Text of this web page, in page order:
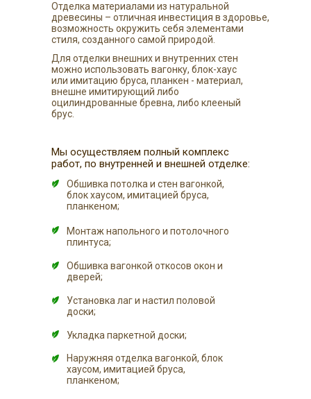
Отделка материалами из натуральной
древесины – отличная инвестиция в здоровье,
возможность окружить себя элементами
стиля, созданного самой природой.
Мы осуществляем полный комплекс
работ, по внутренней и внешней отделке:
Обшивка потолка и стен вагонкой,
блок хаусом, имитацией бруса,
планкеном;
Для отделки внешних и внутренних стен
можно использовать вагонку, блок-хаус
или имитацию бруса, планкен - материал,
внешне имитирующий либо
оцилиндрованные бревна, либо клееный
брус.
Наружняя отделка вагонкой, блок
хаусом, имитацией бруса,
планкеном;
Установка лаг и настил половой
доски;
Обшивка вагонкой откосов окон и
дверей;
Укладка паркетной доски;
Монтаж напольного и потолочного
плинтуса;